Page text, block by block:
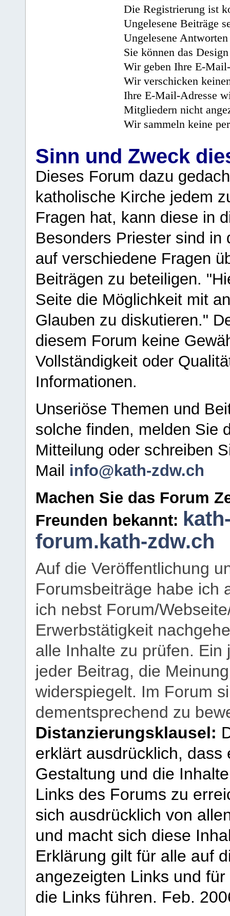
Die Registrierung ist
Ungelesene Beiträge
Ungelesene
Sie können das
Wir geben Ihre E-
Wir verschicken
Ihre E-Mail-Adresse
Mitgliedern nicht
Wir sammeln keine
Sinn und Zweck
Dieses Forum dazu
katholische Kirche jedem
Fragen hat, kann diese in
Besonders Priester sind in
auf verschiedene Fragen
Beiträgen zu beteiligen.
Seite die Möglichkeit mit
Glauben zu diskutieren."
diesem Forum keine
Vollständigkeit oder
Informationen.
Unseriöse Themen und
solche finden, melden Sie
Mitteilung oder schreiben
Mail info@kath-zdw.ch
Machen Sie das Forum
Freunden bekannt:
forum.kath-zdw.ch
Auf die Veröffentlichung
Forumsbeiträge habe ich
ich nebst Forum/
Erwerbstätigkeit
alle Inhalte zu prüfen.
jeder Beitrag, die
widerspiegelt. Im Forum
dementsprechend zu
Distanzierungsklausel:
erklärt ausdrücklich,
Gestaltung und die
Links des Forums zu
sich ausdrücklich von
und macht sich diese
Erklärung gilt für alle auf
angezeigten Links und
die Links führen. Feb.